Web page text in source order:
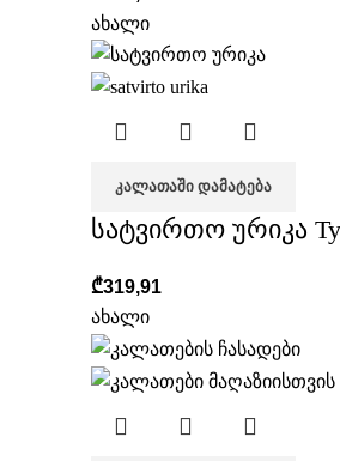
ახალი
ᲙᲐᲚᲐᲗᲐᲨᲘ ᲓᲐᲛᲐᲢᲔᲑᲐ
სატვირთო ურიკა
₾319,91
ახალი